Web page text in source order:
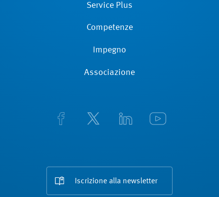
Service Plus
Competenze
Impegno
Associazione
Iscrizione alla newsletter